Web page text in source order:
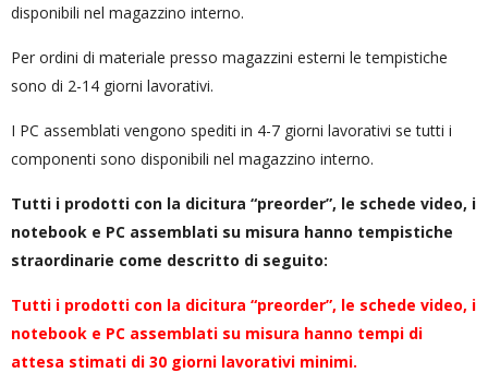
disponibili nel magazzino interno.
Per ordini di materiale presso magazzini esterni le tempistiche
sono di 2-14 giorni lavorativi.
I PC assemblati vengono spediti in 4-7 giorni lavorativi se tutti i
componenti sono disponibili nel magazzino interno.
Tutti i prodotti con la dicitura “preorder”, le schede video, i
notebook e PC assemblati su misura hanno tempistiche
straordinarie come descritto di seguito:
Tutti i prodotti con la dicitura “preorder”, le schede video, i
notebook e PC assemblati su misura hanno tempi di
attesa stimati di 30 giorni lavorativi minimi.